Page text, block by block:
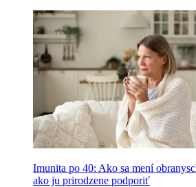
Imunita po 40: Ako sa mení
ako ju prirodzene podporiť